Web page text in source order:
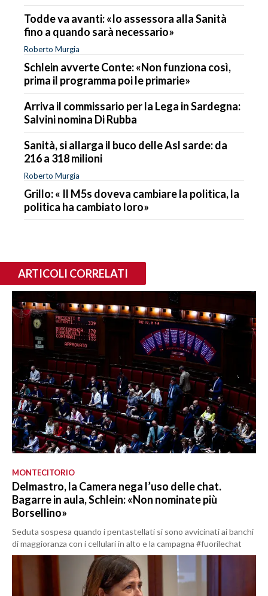
Todde va avanti: «Io assessora alla Sanità
fino a quando sarà necessario»
Roberto Murgia
Schlein avverte Conte: «Non funziona così,
prima il programma poi le primarie»
Arriva il commissario per la Lega in Sardegna:
Salvini nomina Di Rubba
Sanità, si allarga il buco delle Asl sarde: da
216 a 318 milioni
Roberto Murgia
Grillo: « Il M5s doveva cambiare la politica, la
politica ha cambiato loro»
ARTICOLI CORRELATI
MONTECITORIO
Delmastro, la Camera nega l’uso delle chat.
Bagarre in aula, Schlein: «Non nominate più
Borsellino»
Seduta sospesa quando i pentastellati si sono avvicinati ai banchi
di maggioranza con i cellulari in alto e la campagna #fuorilechat